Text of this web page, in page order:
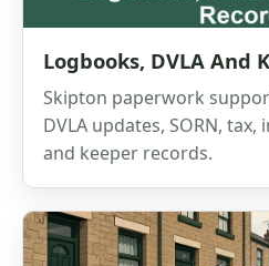
Logbooks, DVLA And
Skipton paperwork
DVLA updates, SORN,
and keeper records.